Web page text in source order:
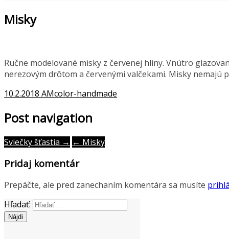
Misky
Ručne modelované misky z červenej hliny. Vnútro
nerezovým drôtom a červenými valčekami. Misky nemajú
10.2.2018 AMcolor-handmade
Post navigation
Sviečky šťastia → ← Misky
Pridaj komentár
Prepáčte, ale pred zanechaním komentára sa musíte
Hľadať: